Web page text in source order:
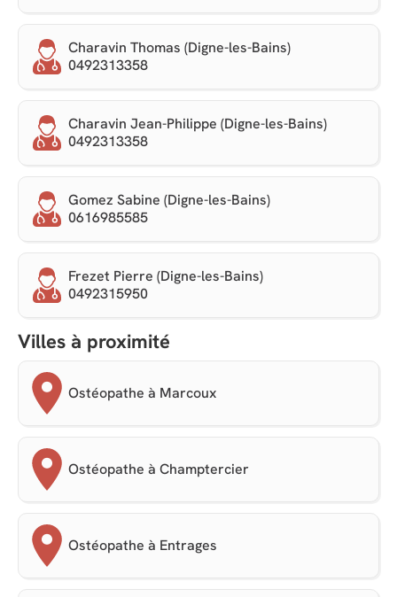
Charavin Thomas (Digne-les-Bains)
0492313358
Charavin Jean-Philippe (Digne-les-Bains)
0492313358
Gomez Sabine (Digne-les-Bains)
0616985585
Frezet Pierre (Digne-les-Bains)
0492315950
Villes à proximité
Ostéopathe à Marcoux
Ostéopathe à Champtercier
Ostéopathe à Entrages